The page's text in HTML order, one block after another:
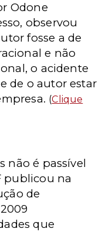
Odone
observou
fosse a de
e não
o acidente
de o autor estar
(Clique
não é passível
publicou na
de
que